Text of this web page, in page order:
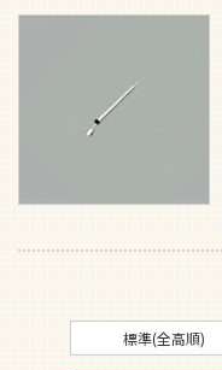
標準(全高順)